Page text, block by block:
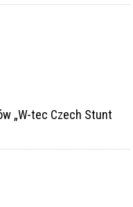
„W-tec Czech Stunt